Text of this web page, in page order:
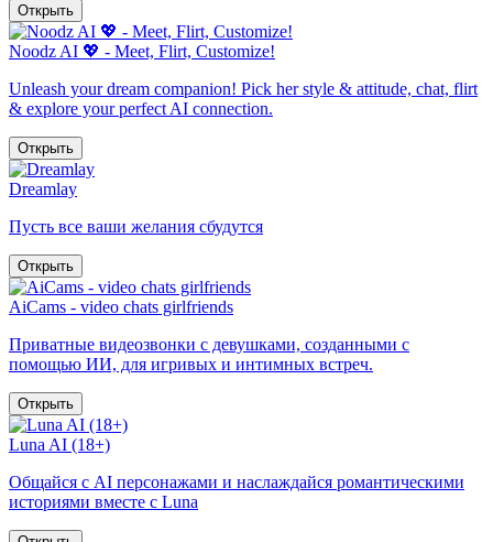
Открыть
Noodz AI 💖 - Meet, Flirt, Customize!
Unleash your dream companion! Pick her style & attitude, chat, flirt
& explore your perfect AI connection.
Открыть
Dreamlay
Пусть все ваши желания сбудутся
Открыть
AiCams - video chats girlfriends
Приватные видеозвонки с девушками, созданными с
помощью ИИ, для игривых и интимных встреч.
Открыть
Luna AI (18+)
Общайся с AI персонажами и наслаждайся романтическими
историями вместе с Luna